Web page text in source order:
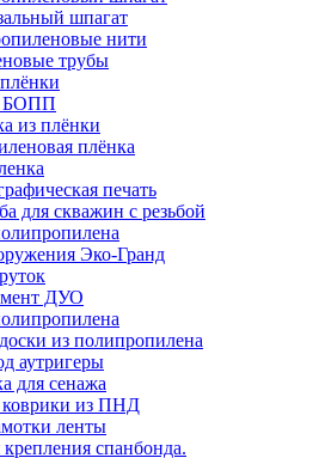
шпагат
нити
трубы
БОПП
из плёнки
плёнка
печать
для скважин с резьбой
Эко-Гранд
ДУО
из полипропилена
аутригеры
для сенажа
коврики из ПНД
ленты
спанбонда.